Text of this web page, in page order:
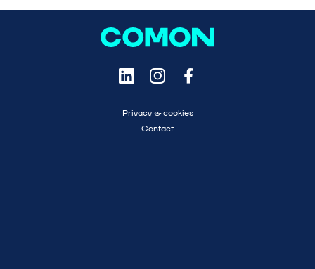
Privacy & cookies
Contact